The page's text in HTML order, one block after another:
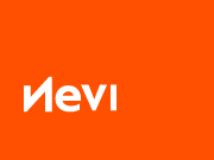
Nevi